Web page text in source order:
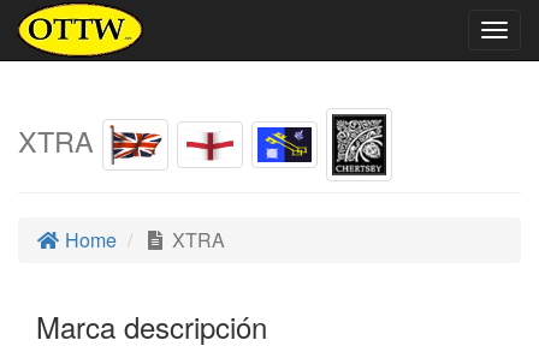
XTRA
Home XTRA
Marca descripción